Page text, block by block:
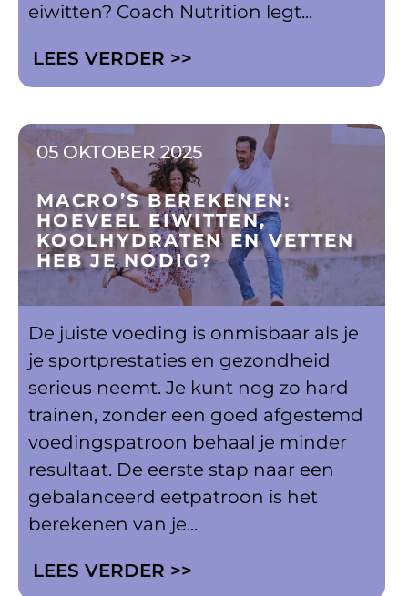
eiwitten? Coach Nutrition legt...
LEES VERDER >>
05 OKTOBER 2025
MACRO’S BEREKENEN:
HOEVEEL EIWITTEN,
KOOLHYDRATEN EN VETTEN
HEB JE NODIG?
De juiste voeding is onmisbaar als je
je sportprestaties en gezondheid
serieus neemt. Je kunt nog zo hard
trainen, zonder een goed afgestemd
voedingspatroon behaal je minder
resultaat. De eerste stap naar een
gebalanceerd eetpatroon is het
berekenen van je...
LEES VERDER >>